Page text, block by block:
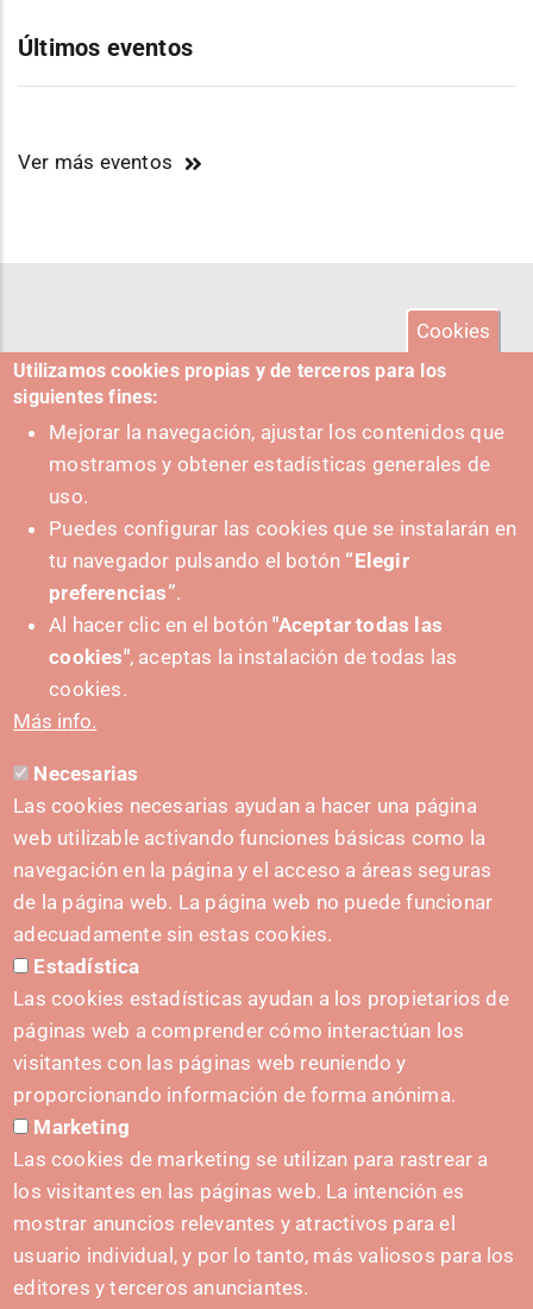
Últimos eventos
Ver más eventos
SUSTATZAILEA
HARREMANETARAKO
hola@irisnavarra.com
(+34) 628 23 12 32
C. del Sadar, 31006 Pamplona
Harremanetarako formularioa
Prentsa-kita
HASIERA EMATEA
Navarra Cybersecurity Center
Spain Living Lab
Ekintzailetza babestea
Cookies
Utilizamos cookies propias y de terceros para los
siguientes fines:
Mejorar la navegación, ajustar los contenidos que
mostramos y obtener estadísticas generales de
uso.
Puedes configurar las cookies que se instalarán en
tu navegador pulsando el botón “Elegir
preferencias”.
Al hacer clic en el botón"Aceptar todas las
cookies", aceptas la instalación de todas las
cookies.
Más info.
Necesarias
Las cookies necesarias ayudan a hacer una página
web utilizable activando funciones básicas como la
navegación en la página y el acceso a áreas seguras
de la página web. La página web no puede funcionar
adecuadamente sin estas cookies.
Estadística
Las cookies estadísticas ayudan a los propietarios de
páginas web a comprender cómo interactúan los
visitantes con las páginas web reuniendo y
proporcionando información de forma anónima.
Marketing
Las cookies de marketing se utilizan para rastrear a
los visitantes en las páginas web. La intención es
mostrar anuncios relevantes y atractivos para el
usuario individual, y por lo tanto, más valiosos para los
editores y terceros anunciantes.